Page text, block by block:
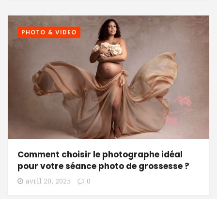
PHOTO & VIDEO
Comment choisir le photographe idéal
pour votre séance photo de grossesse ?
avril 20, 2025 0